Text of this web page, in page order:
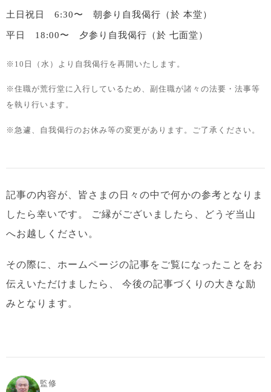
土日祝日 6:30〜 朝参り自我偈行（於 本堂）
平日 18:00〜 夕参り自我偈行（於 七面堂）
※10日（水）より自我偈行を再開いたします。
※住職が荒行堂に入行しているため、副住職が諸々の法要・法事等
を執り行います。
※急遽、自我偈行のお休み等の変更があります。ご了承ください。
記事の内容が、皆さまの日々の中で何かの参考となりま
したら幸いです。
ご縁がございましたら、どうぞ当山
へお越しください。
その際に、ホームページの記事をご覧になったことをお
伝えいただけましたら、
今後の記事づくりの大きな励
みとなります。
監修